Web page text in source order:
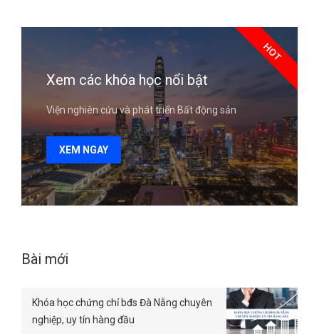
Xem các khóa học nổi bật
Viện nghiên cứu và phát triển Bất động sản
XEM NGAY
HOT
Bài mới
Khóa học chứng chỉ bđs Đà Nẵng chuyên
nghiệp, uy tín hàng đầu